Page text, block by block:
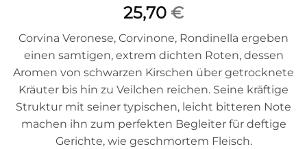
25,70 €
Corvina Veronese, Corvinone, Rondinella ergeben
einen samtigen, extrem dichten Roten, dessen
Aromen von schwarzen Kirschen über getrocknete
Kräuter bis hin zu Veilchen reichen. Seine kräftige
Struktur mit seiner typischen, leicht bitteren Note
machen ihn zum perfekten Begleiter für deftige
Gerichte, wie geschmortem Fleisch.